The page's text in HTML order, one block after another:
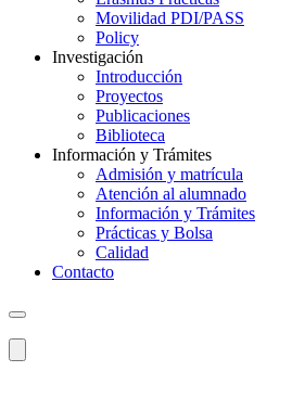
Movilidad PDI/PASS
Policy
Investigación
Introducción
Proyectos
Publicaciones
Biblioteca
Información y Trámites
Admisión y matrícula
Atención al alumnado
Información y Trámites
Prácticas y Bolsa
Calidad
Contacto